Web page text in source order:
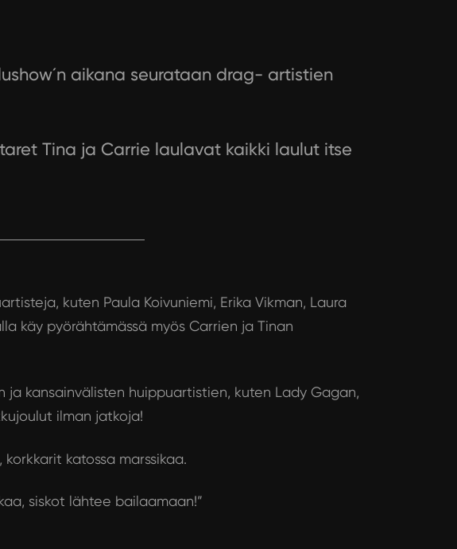
aikana seurataan drag- artistien
Tina ja Carrie laulavat kaikki laulut itse
kuten Paula Koivuniemi, Erika Vikman, Laura
käy pyörähtämässä myös Carrien ja Tinan
ja kansainvälisten huippuartistien, kuten Lady Gagan,
ilman jatkoja!
katossa marssikaa.
siskot lähtee bailaamaan!”